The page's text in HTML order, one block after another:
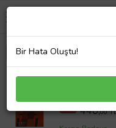
R. U. R. –
Kapak - Karel
%27 600 TL
440,00
Bir Hata Oluştu!